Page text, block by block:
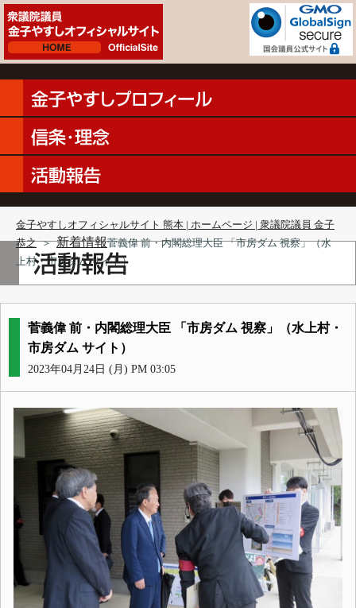
金子やすしオフィシャルサイト 熊本 | ホームページ | 衆議院議員 金子
恭之 ＞ 新着情報菅義偉 前・内閣総理大臣 「市房ダム 視察」（水
上村・市房ダム サイト）
菅義偉 前・内閣総理大臣 「市房ダム 視察」（水上村・
市房ダム サイト）
2023年04月24日 (月) PM 03:05